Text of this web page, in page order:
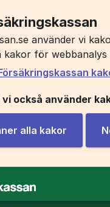
använder vi
kakor för
vi också använder
alla kakor